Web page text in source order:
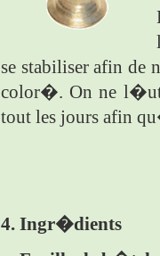
se stabiliser afin de
color�. On ne
tout les jours afin
4. Ingr�dients